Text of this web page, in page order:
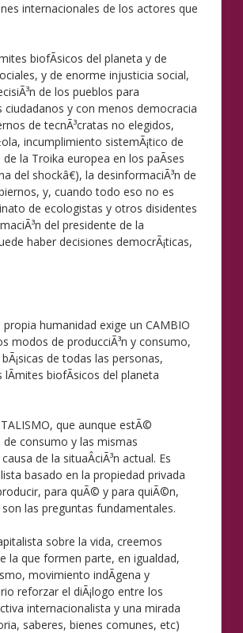
internacionales de los actores que
biofÃ­sicos del planeta y de
y de enorme injusticia social,
de los pueblos para
y con menos democracia
de tecnÃ³cratas no elegidos,
incumplimiento sistemÃ¡tico de
la Troika europea en los paÃ­ses
del shockâ€), la desinformaciÃ³n de
y, cuando todo eso no es
de ecologistas y otros disidentes
del presidente de la
haber decisiones democrÃ¡ticas,
humanidad exige un CAMBIO
modos de producciÃ³n y consumo,
de todas las personas,
biofÃ­sicos del planeta
que aunque estÃ©
consumo y las mismas
de la situaÂ­ciÃ³n actual. Es
basado en la propiedad privada
para quÃ© y para quiÃ©n,
las preguntas fundamentales.
sobre la vida, creemos
la que formen parte, en igualdad,
movimiento indÃ­gena y
reforzar el diÃ¡logo entre los
internacionalista y una mirada
saberes, bienes comunes, etc)